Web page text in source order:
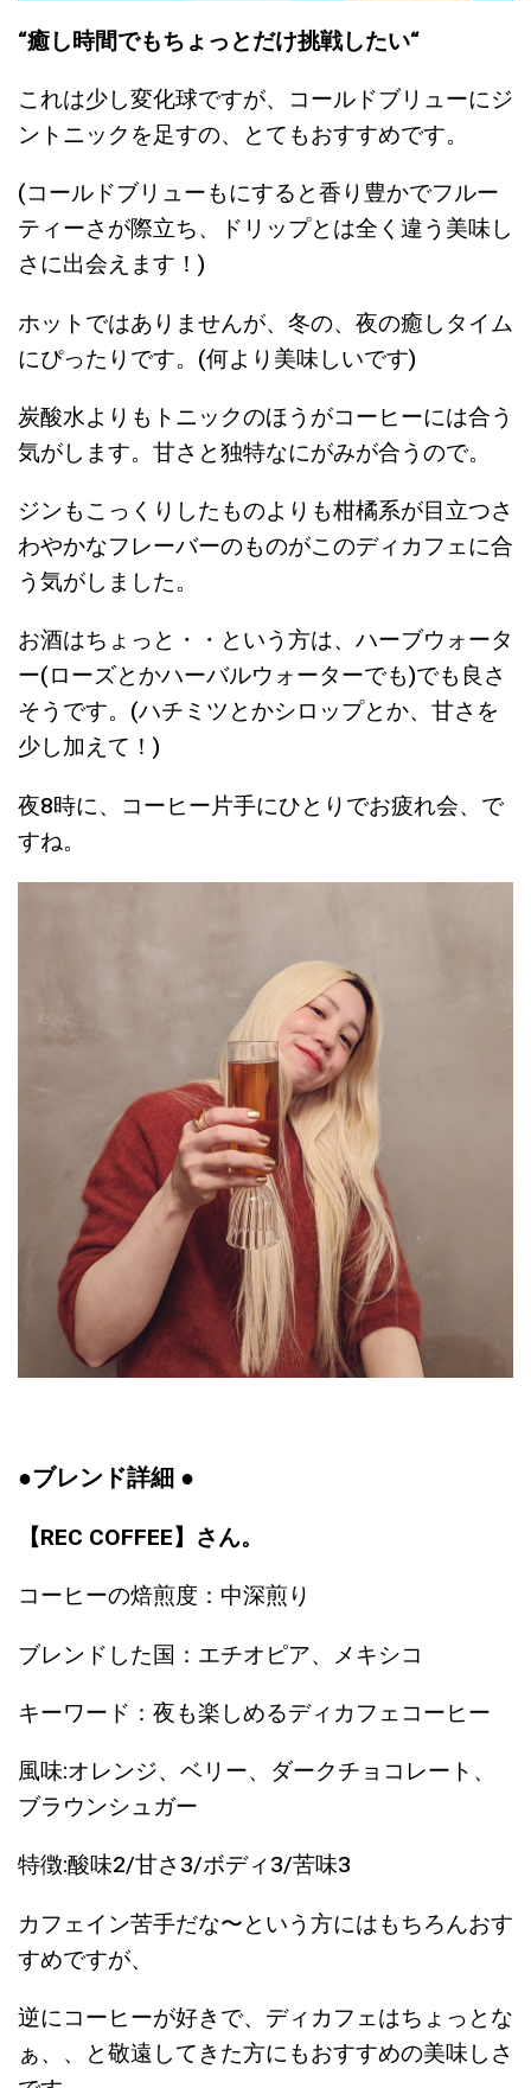
“癒し時間でもちょっとだけ挑戦したい“
これは少し変化球ですが、コールドブリューにジ
ントニックを足すの、とてもおすすめです。
(コールドブリューもにすると香り豊かでフルー
ティーさが際立ち、ドリップとは全く違う美味し
さに出会えます！)
ホットではありませんが、冬の、夜の癒しタイム
にぴったりです。(何より美味しいです)
炭酸水よりもトニックのほうがコーヒーには合う
気がします。甘さと独特なにがみが合うので。
ジンもこっくりしたものよりも柑橘系が目立つさ
わやかなフレーバーのものがこのディカフェに合
う気がしました。
お酒はちょっと・・という方は、ハーブウォータ
ー(ローズとかハーバルウォーターでも)でも良さ
そうです。(ハチミツとかシロップとか、甘さを
少し加えて！)
夜8時に、コーヒー片手にひとりでお疲れ会、で
すね。
●ブレンド詳細 ●
【REC COFFEE】さん。
コーヒーの焙煎度：中深煎り
ブレンドした国：エチオピア、メキシコ
キーワード：夜も楽しめるディカフェコーヒー
風味:オレンジ、ベリー、ダークチョコレート、
ブラウンシュガー
特徴:酸味2/甘さ3/ボディ3/苦味3
カフェイン苦手だな〜という方にはもちろんおす
すめですが、
逆にコーヒーが好きで、ディカフェはちょっとな
ぁ、、と敬遠してきた方にもおすすめの美味しさ